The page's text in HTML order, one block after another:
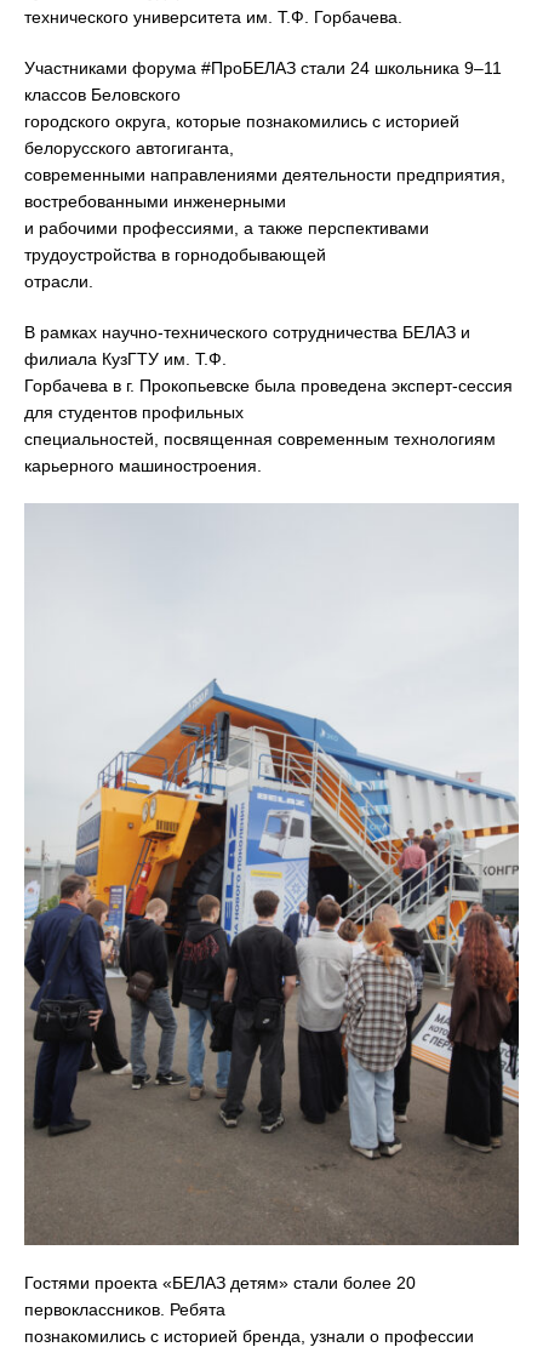
технического университета им. Т.Ф. Горбачева.
Участниками форума #ПроБЕЛАЗ стали 24 школьника 9–11
классов Беловского
городского округа, которые познакомились с историей
белорусского автогиганта,
современными направлениями деятельности предприятия,
востребованными инженерными
и рабочими профессиями, а также перспективами
трудоустройства в горнодобывающей
отрасли.
В рамках научно-технического сотрудничества БЕЛАЗ и
филиала КузГТУ им. Т.Ф.
Горбачева в г. Прокопьевске была проведена эксперт-сессия
для студентов профильных
специальностей, посвященная современным технологиям
карьерного машиностроения.
Гостями проекта «БЕЛАЗ детям» стали более 20
первоклассников. Ребята
познакомились с историей бренда, узнали о профессии